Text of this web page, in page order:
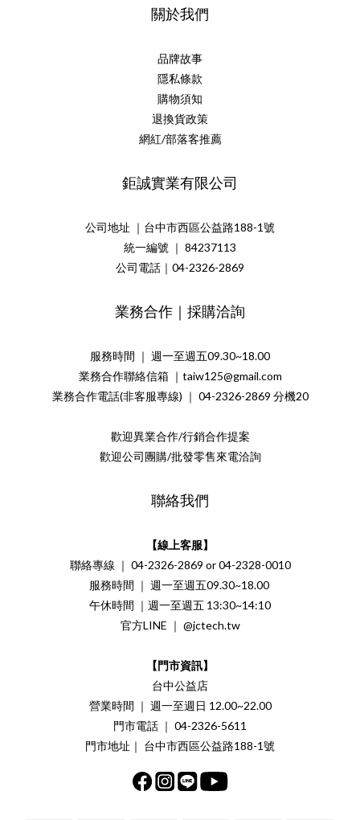
關於我們
品牌故事
隱私條款
購物須知
退換貨政策
網紅/部落客推薦
鉅誠實業有限公司
公司地址 ｜台中市西區公益路188-1號
統一編號 ｜ 84237113
公司電話｜04-2326-2869
業務合作｜採購洽詢
服務時間 ｜ 週一至週五09.30~18.00
業務合作聯絡信箱 ｜taiw125@gmail.com
業務合作電話(非客服專線) ｜ 04-2326-2869 分機20
歡迎異業合作/行銷合作提案
歡迎公司團購/批發零售來電洽詢
聯絡我們
【線上客服】
聯絡專線 ｜ 04-2326-2869 or 04-2328-0010
服務時間 ｜ 週一至週五09.30~18.00
午休時間 ｜週一至週五 13:30~14:10
官方LINE ｜ @jctech.tw
【門市資訊】
台中公益店
營業時間 ｜ 週一至週日 12.00~22.00
門市電話 ｜ 04-2326-5611
門市地址｜ 台中市西區公益路188-1號